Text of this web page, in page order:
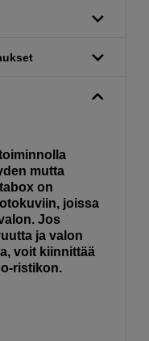
mutta
on
joissa
Jos
ja valon
voit kiinnittää
ristikon.